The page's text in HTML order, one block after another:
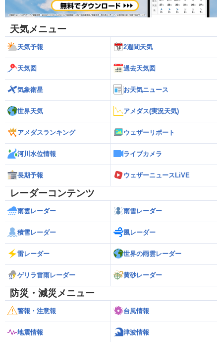
天気メニュー
天気予報 2週間天気
天気図 過去天気図
気象衛星 お天気ニュース
世界天気 アメダス(実況天気)
アメダスランキング ウェザーリポート
河川水位情報 ライブカメラ
長期予報 ウェザーニュースLiVE
レーダーコンテンツ
雨雲レーダー 雨雪レーダー
積雪レーダー 風レーダー
雷レーダー 世界の雨雲レーダー
ゲリラ雷雨レーダー 黄砂レーダー
防災・減災メニュー
警報・注意報 台風情報
地震情報 津波情報